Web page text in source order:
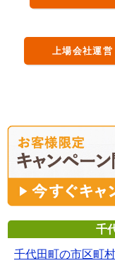
上場会社運営
千
千代田町の市区町